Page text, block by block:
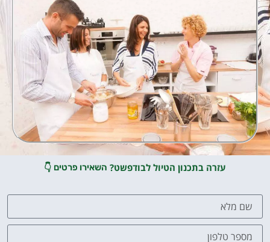
עזרה בתכנון הטיול לבודפשט? השאירו פרטים 👇